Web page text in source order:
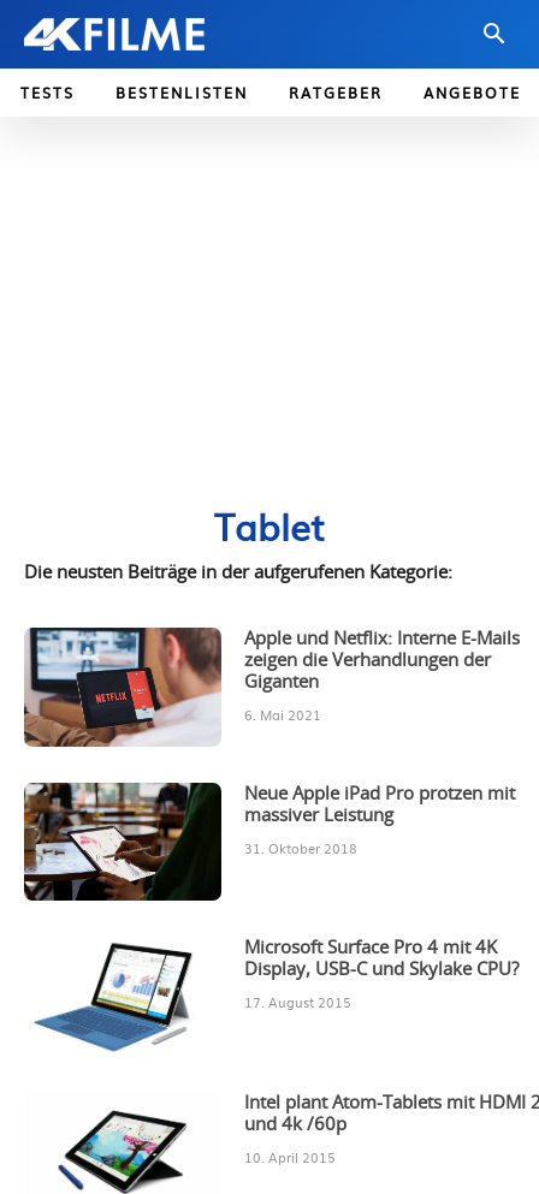
TESTS BESTENLISTEN RATGEBER ANGEBOTE
Tablet
Die neusten Beiträge in der aufgerufenen Kategorie:
Apple und Netflix: Interne E-Mails
zeigen die Verhandlungen der
Giganten
6. Mai 2021
Neue Apple iPad Pro protzen mit
massiver Leistung
31. Oktober 2018
Microsoft Surface Pro 4 mit 4K
Display, USB-C und Skylake CPU?
17. August 2015
Intel plant Atom-Tablets mit HDMI
und 4k /60p
10. April 2015